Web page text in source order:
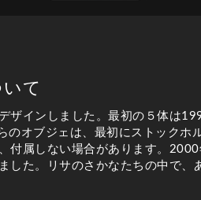
て
ザインしました。最初の５体は
のオブジェは、最初にストックホ
付属しない場合があります。2000
した。リサのさかなたちの中で、